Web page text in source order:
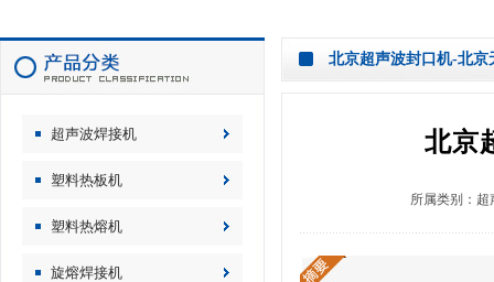
超声波焊接机
塑料热板机
塑料热熔机
旋熔焊接机
北京超声波封口机-北京
北京
所属类别： 超